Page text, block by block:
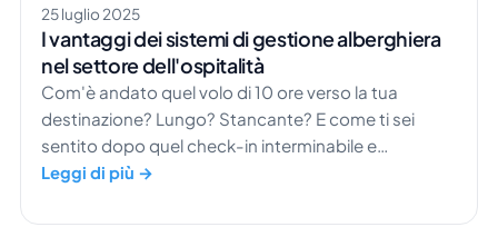
25 luglio 2025
I vantaggi dei sistemi di gestione alberghiera
nel settore dell'ospitalità
Com'è andato quel volo di 10 ore verso la tua
destinazione? Lungo? Stancante? E come ti sei
sentito dopo quel check-in interminabile e
scomodo, una volta arrivato in struttura?
sicuramente dal fatto che avessero o meno un
Leggi di più →